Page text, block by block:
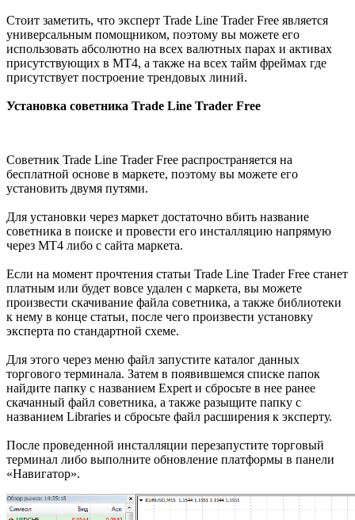
Стоит заметить, что эксперт Trade Line Trader Free является
универсальным помощником, поэтому вы можете его
использовать абсолютно на всех валютных парах и активах
присутствующих в МТ4, а также на всех тайм фреймах где
присутствует построение трендовых линий.
Установка советника Trade Line Trader Free
Советник Trade Line Trader Free распространяется на
бесплатной основе в маркете, поэтому вы можете его
установить двумя путями.
Для установки через маркет достаточно вбить название
советника в поиске и провести его инсталляцию напрямую
через МТ4 либо с сайта маркета.
Если на момент прочтения статьи Trade Line Trader Free станет
платным или будет вовсе удален с маркета, вы можете
произвести скачивание файла советника, а также библиотеки
к нему в конце статьи, после чего произвести установку
эксперта по стандартной схеме.
Для этого через меню файл запустите каталог данных
торгового терминала. Затем в появившемся списке папок
найдите папку с названием Expert и сбросьте в нее ранее
скачанный файл советника, а также разыщите папку с
названием Libraries и сбросьте файл расширения к эксперту.
После проведенной инсталляции перезапустите торговый
терминал либо выполните обновление платформы в панели
«Навигатор».